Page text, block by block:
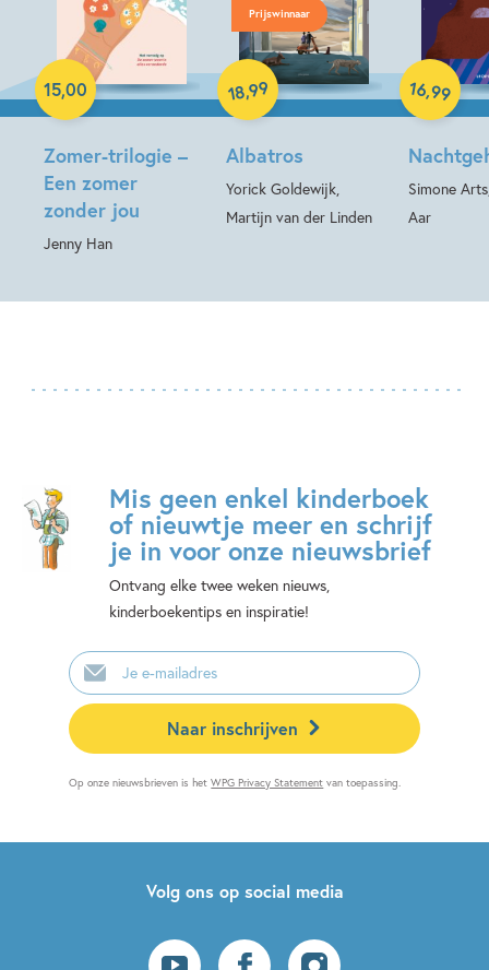
Zomer-trilogie –
Een zomer
zonder jou
Jenny Han
15,00
Paperback
Prijswinnaar
Albatros
Yorick Goldewijk,
Martijn van der Linden
18,99
Hardcover
Simone
Aar
16,99
Paperback
Mis geen enkel kinderboek
of nieuwtje meer en schrijf
je in voor onze nieuwsbrief
Ontvang elke twee weken nieuws,
kinderboekentips en inspiratie!
E-
mailadres
Naar inschrijven
Op onze nieuwsbrieven is hetWPG Privacy Statement van toepassing.
Volg ons op social media